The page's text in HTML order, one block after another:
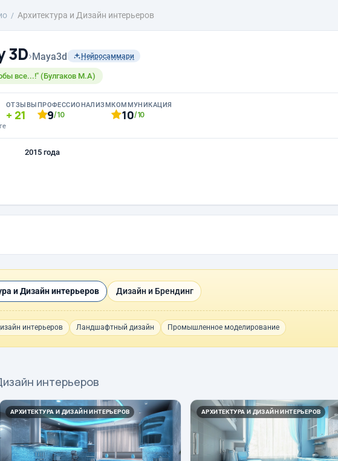
Архитектура и Дизайн интерьеров
3D›Maya3d Нейросаммари
все...!" (Булгаков М.А)
ОТЗЫВЫ
21
ПРОФЕССИОНАЛИЗМ
9/10
КОММУНИКАЦИЯ
10/10
2015 года
и Дизайн интерьеров Дизайн и Брендинг
интерьеров Ландшафтный дизайн Промышленное моделирование
интерьеров
АРХИТЕКТУРА И ДИЗАЙН ИНТЕРЬЕРОВ АРХИТЕКТУРА И ДИЗАЙН ИНТЕРЬЕРОВ